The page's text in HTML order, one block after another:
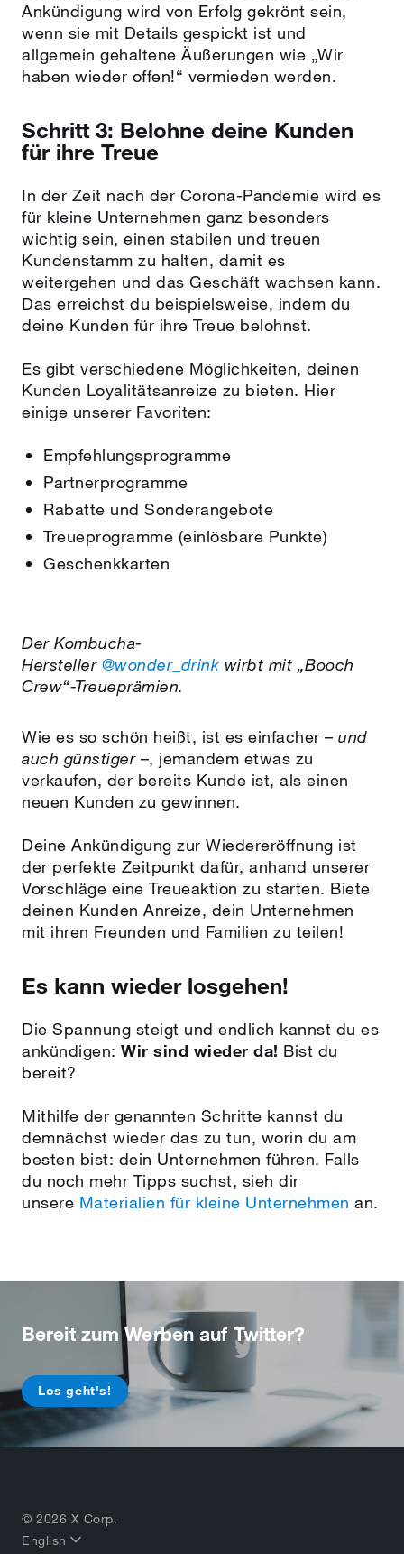
Ankündigung wird von Erfolg gekrönt sein,
wenn sie mit Details gespickt ist und
allgemein gehaltene Äußerungen wie „Wir
haben wieder offen!“ vermieden werden.
Schritt 3: Belohne deine Kunden
für ihre Treue
In der Zeit nach der Corona-Pandemie wird es
für kleine Unternehmen ganz besonders
wichtig sein, einen stabilen und treuen
Kundenstamm zu halten, damit es
weitergehen und das Geschäft wachsen kann.
Das erreichst du beispielsweise, indem du
deine Kunden für ihre Treue belohnst.
Es gibt verschiedene Möglichkeiten, deinen
Kunden Loyalitätsanreize zu bieten. Hier
einige unserer Favoriten:
Empfehlungsprogramme
Partnerprogramme
Rabatte und Sonderangebote
Treueprogramme (einlösbare Punkte)
Geschenkkarten
Der Kombucha-
Hersteller @wonder_drink wirbt mit „Booch
Crew“-Treueprämien.
Wie es so schön heißt, ist es einfacher – und
auch günstiger–, jemandem etwas zu
verkaufen, der bereits Kunde ist, als einen
neuen Kunden zu gewinnen.
Deine Ankündigung zur Wiedereröffnung ist
der perfekte Zeitpunkt dafür, anhand unserer
Vorschläge eine Treueaktion zu starten. Biete
deinen Kunden Anreize, dein Unternehmen
mit ihren Freunden und Familien zu teilen!
Es kann wieder losgehen!
Die Spannung steigt und endlich kannst du es
ankündigen: Wir sind wieder da! Bist du
bereit?
Mithilfe der genannten Schritte kannst du
demnächst wieder das zu tun, worin du am
besten bist: dein Unternehmen führen. Falls
du noch mehr Tipps suchst, sieh dir
unsere Materialien für kleine Unternehmen an.
Bereit zum Werben auf Twitter?
Los geht's!
© 2026 X Corp.
English